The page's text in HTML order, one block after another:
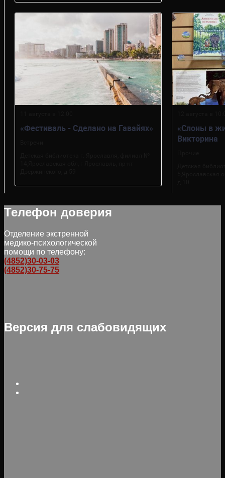
Телефон доверия
Отделение экстренной
медико-психологической
помощи по телефону:
(4852)30-03-03
(4852)30-75-75
Версия для слабовидящих